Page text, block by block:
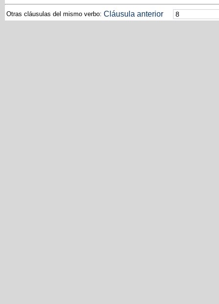
Otras cláusulas del mismo verbo: Cláusula anterior